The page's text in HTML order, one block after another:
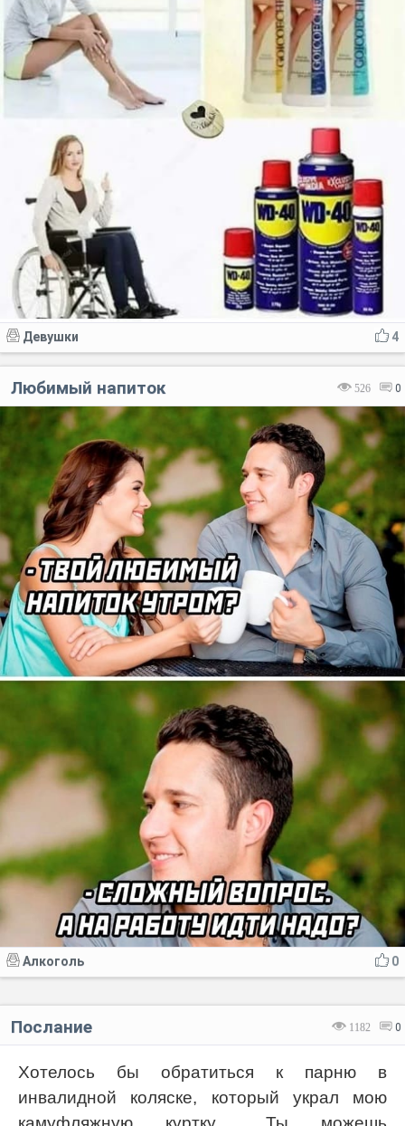
4
Девушки
526 0
Любимый напиток
0
Алкоголь
1182 0
Послание
Хотелось бы обратиться к парню в
инвалидной коляске, который украл мою